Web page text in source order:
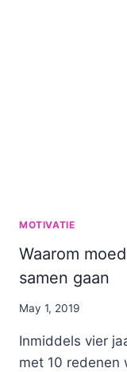
MOTIVATIE
Waarom
samen gaan
By
May 1, 2019
Inmiddels vier
met 10 redenen